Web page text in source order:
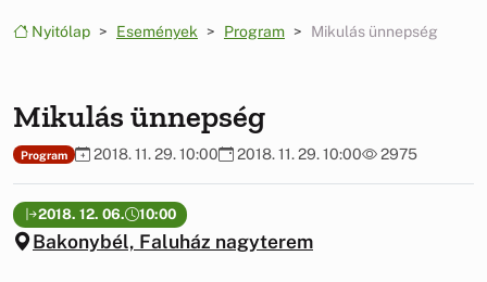
Nyitólap Események Program Mikulás ünnepség
Mikulás ünnepség
Program 2018. 11. 29. 10:00 2018. 11. 29. 10:00 2975
2018. 12. 06. 10:00
Bakonybél, Faluház nagyterem